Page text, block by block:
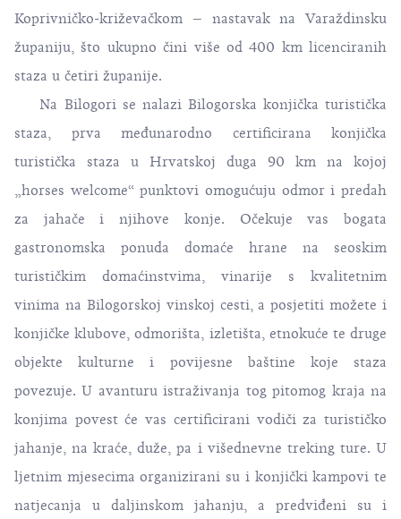
Koprivničko-križevačkom – nastavak na Varaždinsku
županiju, što ukupno čini više od 400 km licenciranih
staza u četiri županije.
Na Bilogori se nalazi Bilogorska konjička turistička
staza, prva međunarodno certificirana konjička
turistička staza u Hrvatskoj duga 90 km na kojoj
„horses welcome“ punktovi omogućuju odmor i predah
za jahače i njihove konje. Očekuje vas bogata
gastronomska ponuda domaće hrane na seoskim
turističkim domaćinstvima, vinarije s kvalitetnim
vinima na Bilogorskoj vinskoj cesti, a posjetiti možete i
konjičke klubove, odmorišta, izletišta, etnokuće te druge
objekte kulturne i povijesne baštine koje staza
povezuje. U avanturu istraživanja tog pitomog kraja na
konjima povest će vas certificirani vodiči za turističko
jahanje, na kraće, duže, pa i višednevne treking ture. U
ljetnim mjesecima organizirani su i konjički kampovi te
natjecanja u daljinskom jahanju, a predviđeni su i